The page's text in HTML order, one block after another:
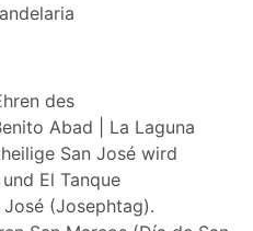
des
Abad | La Laguna
San José wird
El Tanque
José (Josephtag).